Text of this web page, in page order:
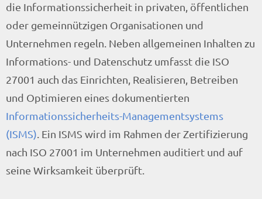
die Informationssicherheit in privaten, öffentlichen
oder gemeinnützigen Organisationen und
Unternehmen regeln. Neben allgemeinen Inhalten zu
Informations- und Datenschutz umfasst die ISO
27001 auch das Einrichten, Realisieren, Betreiben
und Optimieren eines dokumentierten
Informationssicherheits-Managementsystems
(ISMS). Ein ISMS wird im Rahmen der Zertifizierung
nach ISO 27001 im Unternehmen auditiert und auf
seine Wirksamkeit überprüft.